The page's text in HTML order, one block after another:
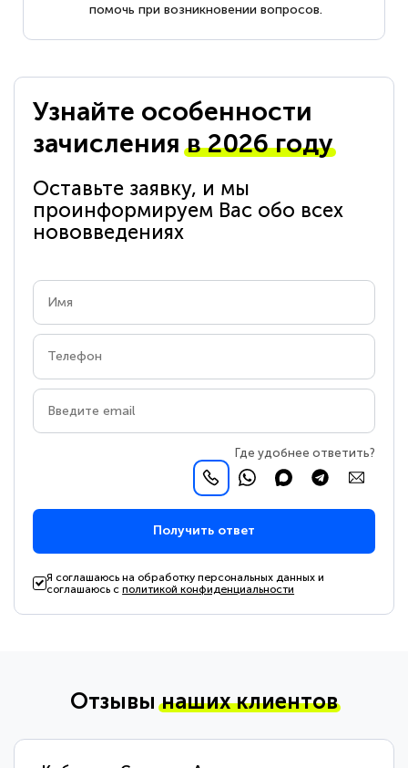
помочь при возникновении вопросов.
Узнайте особенности
зачисленияв 2026 году
Оставьте заявку, и мы
проинформируем Вас обо всех
нововведениях
Где удобнее ответить?
Получить ответ
Я соглашаюсь на обработку персональных данных и
соглашаюсь сполитикой конфиденциальности
Отзывынаших клиентов